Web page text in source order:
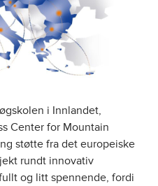
i Innlandet,
Center for Mountain
støtte fra det europeiske
rundt innovativ
og litt spennende, fordi